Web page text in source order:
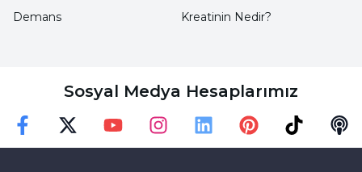
Olan Durumlar
veya psikolojik durumlar sonucu
yoğunlaşabilir. Bu durumlar, genellikle bireyin
ölümle doğrudan ya da dolaylı şekilde
Demans
Kreatinin Nedir?
Sosyal Medya Hesaplarımız